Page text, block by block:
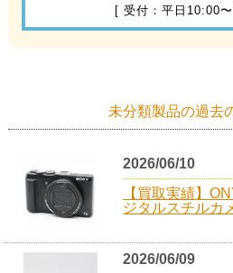
[ 受付：平日10:00
未分類製品の過去
2026/06/10
【買取実績】
ジタルスチルカ
2026/06/09